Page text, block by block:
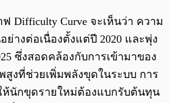
Difficulty Curve จะเห็นว่า ความ
ย่างต่อเนื่องตั้งแต่ปี 2020 และพุ่ง
ซึ่งสอดคล้องกับการเข้ามาของ
สูงที่ช่วยเพิ่มพลังขุดในระบบ การ
นักขุดรายใหม่ต้องแบกรับต้นทุน